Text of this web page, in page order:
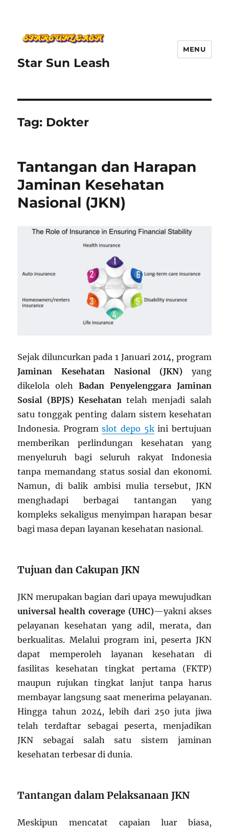
Star Sun Leash
MENU
Tag: Dokter
Tantangan dan Harapan
Jaminan Kesehatan
Nasional (JKN)
Sejak diluncurkan pada 1 Januari 2014, program
Jaminan Kesehatan Nasional (JKN)yang
dikelola oleh Badan Penyelenggara Jaminan
Sosial (BPJS) Kesehatan telah menjadi salah
satu tonggak penting dalam sistem kesehatan
Indonesia. Programslot depo 5kini bertujuan
memberikan perlindungan kesehatan yang
menyeluruh bagi seluruh rakyat Indonesia
tanpa memandang status sosial dan ekonomi.
Namun, di balik ambisi mulia tersebut, JKN
menghadapi berbagai tantangan yang
kompleks sekaligus menyimpan harapan besar
bagi masa depan layanan kesehatan nasional.
Tujuan dan Cakupan JKN
JKN merupakan bagian dari upaya mewujudkan
universal health coverage (UHC)—yakni akses
pelayanan kesehatan yang adil, merata, dan
berkualitas. Melalui program ini, peserta JKN
dapat memperoleh layanan kesehatan di
fasilitas kesehatan tingkat pertama (FKTP)
maupun rujukan tingkat lanjut tanpa harus
membayar langsung saat menerima pelayanan.
Hingga tahun 2024, lebih dari 250 juta jiwa
telah terdaftar sebagai peserta, menjadikan
JKN sebagai salah satu sistem jaminan
kesehatan terbesar di dunia.
Tantangan dalam Pelaksanaan JKN
Meskipun mencatat capaian luar biasa,